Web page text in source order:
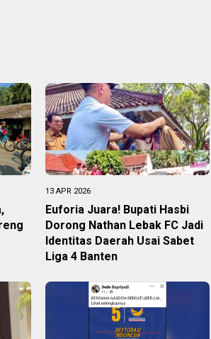
13 APR 2026
Euforia Juara! Bupati Hasbi
Dorong Nathan Lebak FC Jadi
Identitas Daerah Usai Sabet
Liga 4 Banten